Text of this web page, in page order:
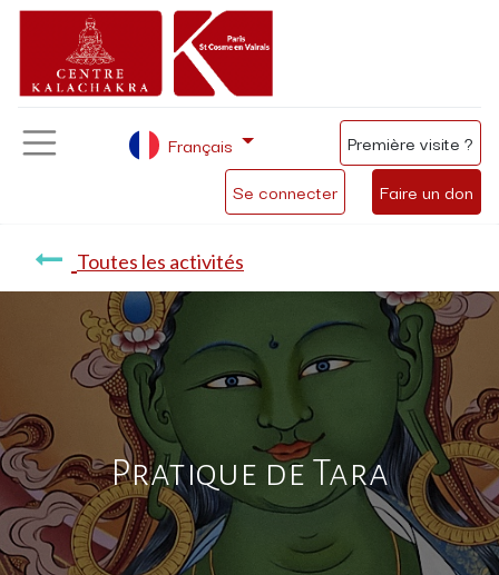
Se connecter Faire un don
Français Première visite ?
Toutes les activités
Pratique de Tara